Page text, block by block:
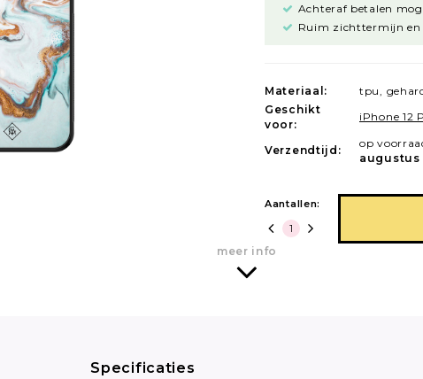
Achteraf betalen
Ruim zichttermijn
Materiaal:
tpu,
Geschikt
voor:
iPhone 12
Verzendtijd:
op
augustus
Aantallen:
meer info
Specificaties